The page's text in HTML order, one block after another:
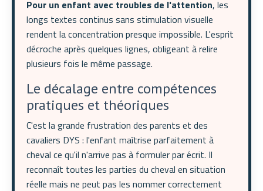
Pour un enfant avec troubles de l'attention, les
longs textes continus sans stimulation visuelle
rendent la concentration presque impossible. L'esprit
décroche après quelques lignes, obligeant à relire
plusieurs fois le même passage.
Le décalage entre compétences
pratiques et théoriques
C'est la grande frustration des parents et des
cavaliers DYS : l'enfant maîtrise parfaitement à
cheval ce qu'il n'arrive pas à formuler par écrit. Il
reconnaît toutes les parties du cheval en situation
réelle mais ne peut pas les nommer correctement